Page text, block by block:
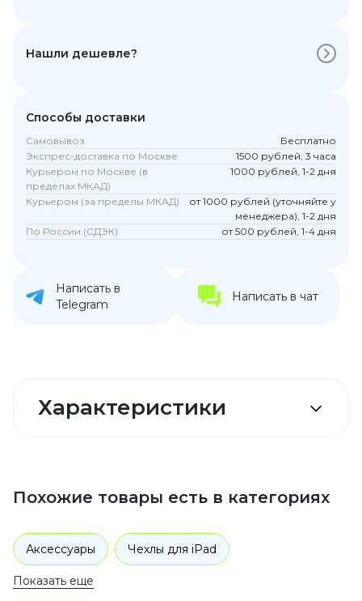
Нашли дешевле?
Способы доставки
Самовывоз
Бесплатно
Экспрес-доставка по Москве
1500 рублей, 3 часа
Курьером по Москве (в
пределах МКАД)
1000 рублей, 1-2 дня
Курьером (за пределы МКАД)
от 1000 рублей (уточняйте у
менеджера), 1-2 дня
По России (СДЭК)
от 500 рублей, 1-4 дня
Написать в
Telegram
Написать в чат
Характеристики
Похожие товары есть в категориях
Аксессуары Чехлы для iPad
Показать еще